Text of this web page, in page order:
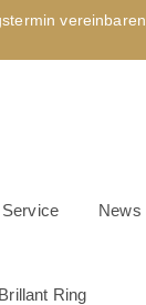
vereinbaren
Service News
Ring